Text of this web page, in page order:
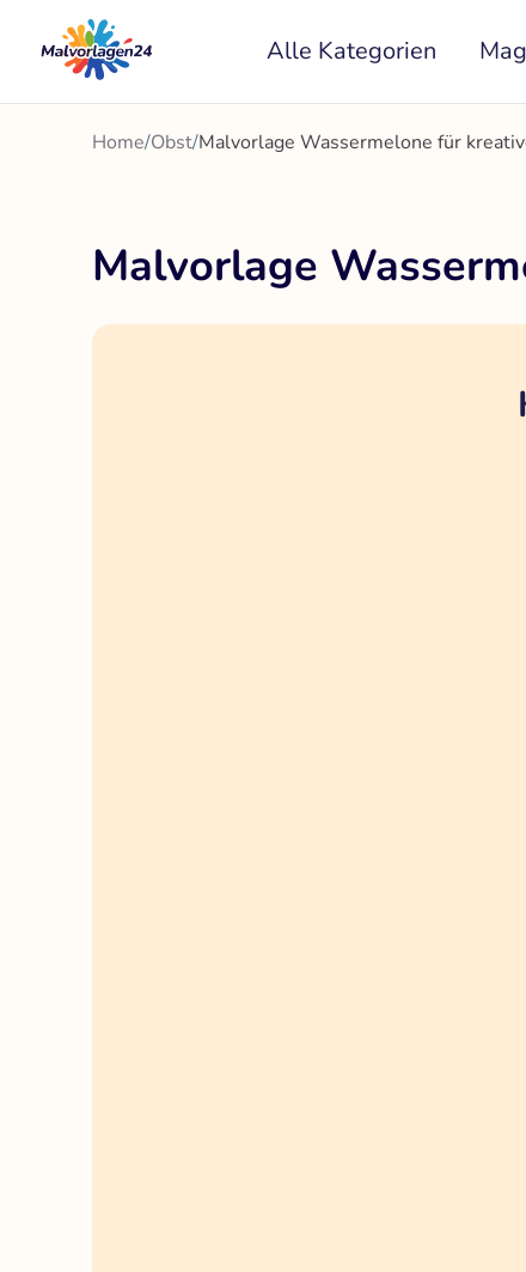
Inhalt
springen
Alle Kategorien
Home/Obst/Malvorlage Wassermelone für
Malvorlage